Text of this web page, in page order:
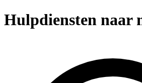
Hulpdiensten naar